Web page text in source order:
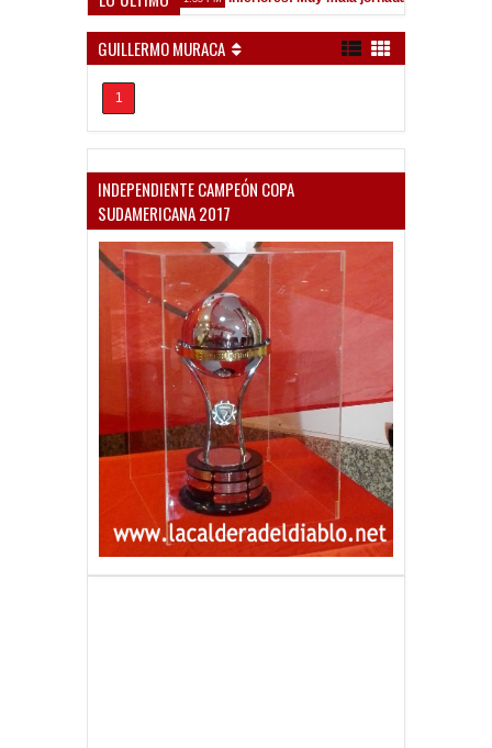
GUILLERMO MURACA
1
INDEPENDIENTE CAMPEÓN COPA
SUDAMERICANA 2017